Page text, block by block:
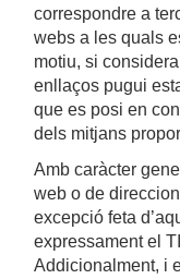
correspondre a
webs a les quals
motiu, si
enllaços pugui
que es posi en
dels mitjans
Amb caràcter
web o de
excepció feta
expressament el
Addicionalment, i